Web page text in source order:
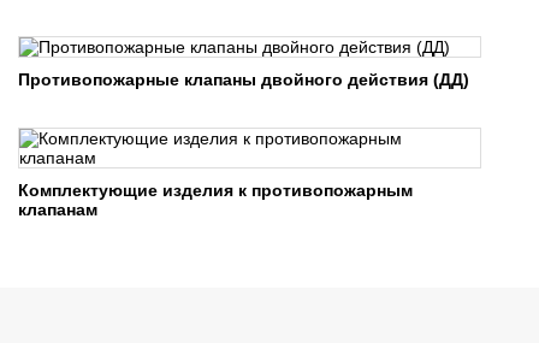
Противопожарные клапаны двойного действия (ДД)
Комплектующие изделия к противопожарным
клапанам